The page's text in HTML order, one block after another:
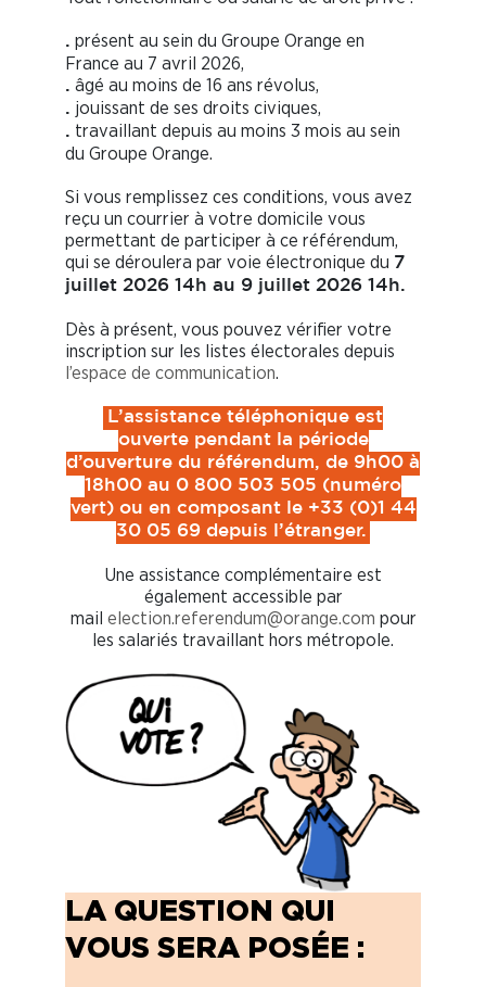
. présent au sein du Groupe Orange en
France au 7 avril 2026,
. âgé au moins de 16 ans révolus,
. jouissant de ses droits civiques,
. travaillant depuis au moins 3 mois au sein
du Groupe Orange.
Si vous remplissez ces conditions, vous avez
reçu un courrier à votre domicile vous
permettant de participer à ce référendum,
qui se déroulera par voie électronique du 7
juillet 2026 14h au 9 juillet 2026 14h.
Dès à présent, vous pouvez vérifier votre
inscription sur les listes électorales depuis
l’espace de communication.
L’assistance téléphonique est
ouverte pendant la période
d’ouverture du référendum, de 9h00 à
18h00 au 0 800 503 505 (numéro
vert) ou en composant le +33 (0)1 44
30 05 69 depuis l’étranger.
Une assistance complémentaire est
également accessible par
mail election.referendum@orange.com pour
les salariés travaillant hors métropole.
LA QUESTION QUI
VOUS SERA POSÉE :